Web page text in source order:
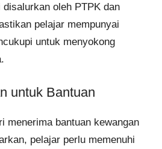
disalurkan oleh PTPK dan
pelajar mempunyai
untuk menyokong
untuk Bantuan
menerima bantuan kewangan
pelajar perlu memenuhi